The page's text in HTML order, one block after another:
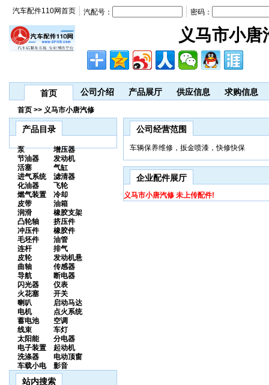
义马市小唐
汽车配件110网首页 汽配号： 密码：
首页 公司介绍 产品展厅 供应信息 求购信息
首页 >> 义马市小唐汽修
产品目录
泵
增压器
节油器
发动机
活塞
气缸
进气系统
滤清器
化油器
飞轮
燃气装置
冷却
皮带
油箱
润滑
橡胶支架
凸轮轴
挤压件
冲压件
橡胶件
毛坯件
油管
连杆
排气
皮轮
发动机悬
曲轴
传感器
导航
断电器
闪光器
仪表
火花塞
开关
喇叭
启动马达
电机
点火系统
蓄电池
空调
线束
车灯
太阳能
分电器
电子装置
起动机
洗涤器
电动顶窗
车载小电
影音
站内搜索
公司经营范围
车辆保养维修，扳金喷漆，快修快保
企业配件展厅
义马市小唐汽修 未上传配件!